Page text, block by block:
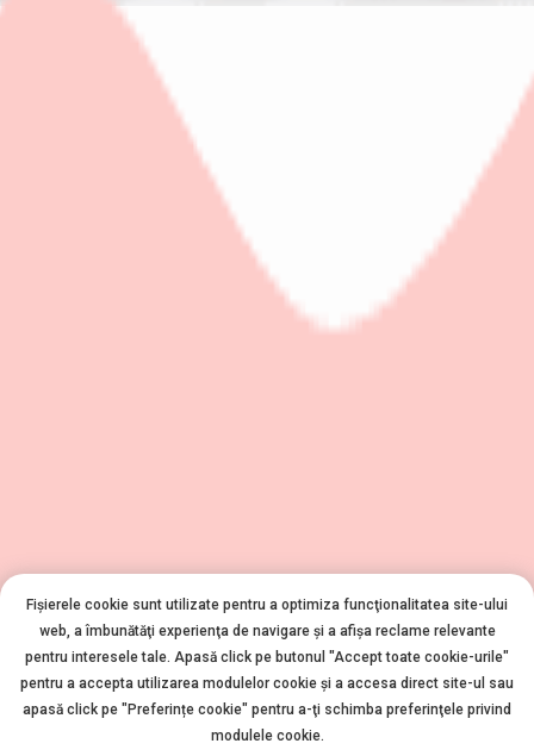
Fișierele cookie sunt utilizate pentru a optimiza funcţionalitatea site-ului
web, a îmbunătăţi experienţa de navigare şi a afişa reclame relevante
pentru interesele tale. Apasă click pe butonul "Accept toate cookie-urile"
pentru a accepta utilizarea modulelor cookie şi a accesa direct site-ul sau
apasă click pe "Preferințe cookie" pentru a-ţi schimba preferinţele privind
modulele cookie.